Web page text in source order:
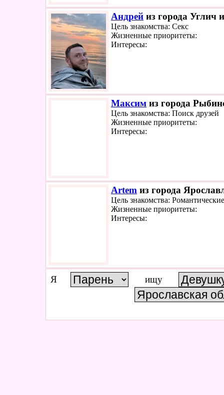
Андрей из города Углич
Цель знакомства: Секс
Жизненные приоритеты:
Интересы:
Максим из города
Цель знакомства: Поиск друзей
Жизненные приоритеты:
Интересы:
Artem из города
Цель знакомства:
Жизненные приоритеты:
Интересы:
Я ищу